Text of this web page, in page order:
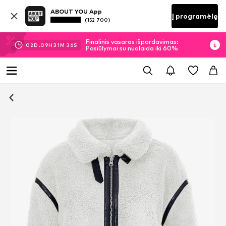
ABOUT YOU App
(152 700) Į programėlę
02D.09H 31M 36S
Finalinis vasaros išpardavimas:
Pasiūlymai su nuolaida iki 60%